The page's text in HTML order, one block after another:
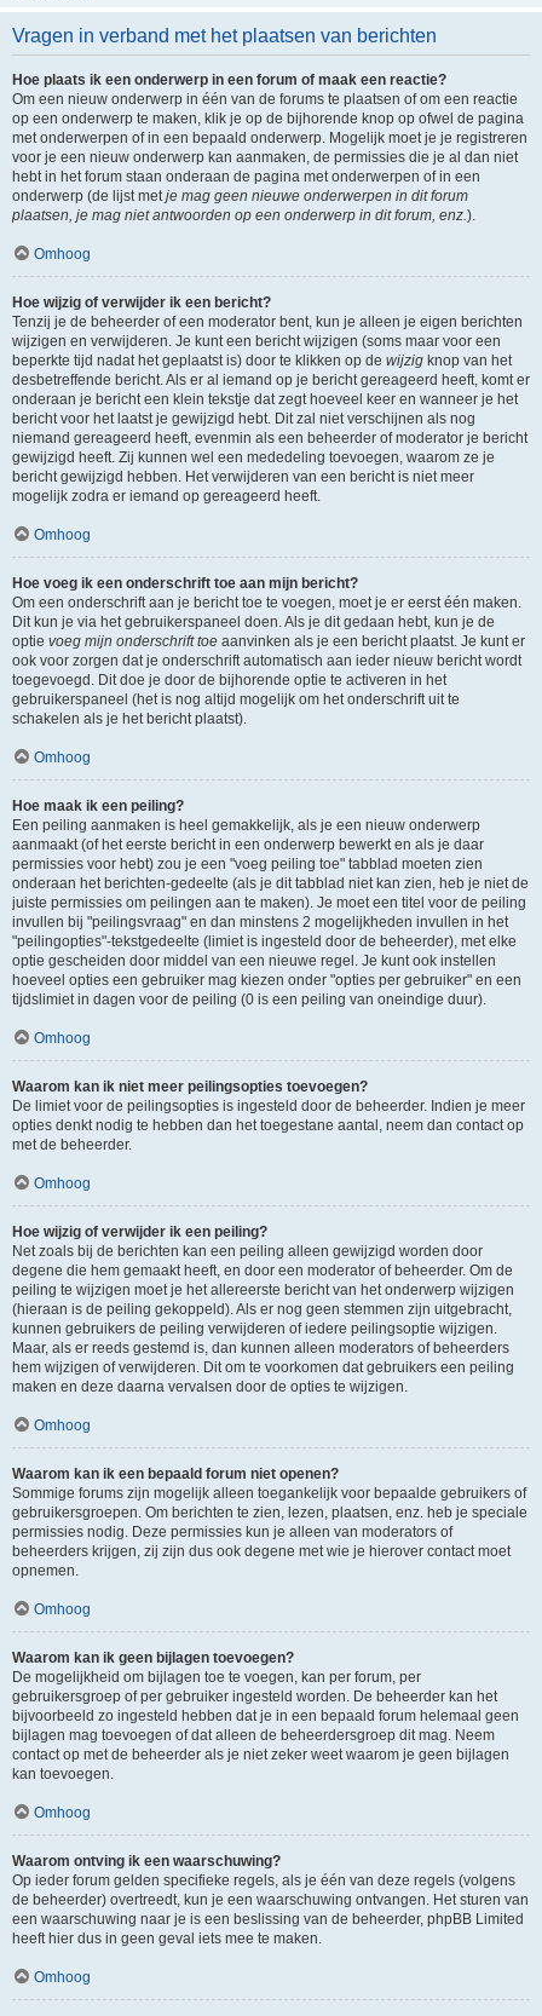
Vragen in verband met het plaatsen van berichten
Hoe plaats ik een onderwerp in een forum of maak een reactie?
Om een nieuw onderwerp in één van de forums te plaatsen of om een reactie
op een onderwerp te maken, klik je op de bijhorende knop op ofwel de pagina
met onderwerpen of in een bepaald onderwerp. Mogelijk moet je je registreren
voor je een nieuw onderwerp kan aanmaken, de permissies die je al dan niet
hebt in het forum staan onderaan de pagina met onderwerpen of in een
onderwerp (de lijst metje mag geen nieuwe onderwerpen in dit forum
plaatsen, je mag niet antwoorden op een onderwerp in dit forum, enz.).
Omhoog
Hoe wijzig of verwijder ik een bericht?
Tenzij je de beheerder of een moderator bent, kun je alleen je eigen berichten
wijzigen en verwijderen. Je kunt een bericht wijzigen (soms maar voor een
beperkte tijd nadat het geplaatst is) door te klikken op de wijzig knop van het
desbetreffende bericht. Als er al iemand op je bericht gereageerd heeft, komt er
onderaan je bericht een klein tekstje dat zegt hoeveel keer en wanneer je het
bericht voor het laatst je gewijzigd hebt. Dit zal niet verschijnen als nog
niemand gereageerd heeft, evenmin als een beheerder of moderator je bericht
gewijzigd heeft. Zij kunnen wel een mededeling toevoegen, waarom ze je
bericht gewijzigd hebben. Het verwijderen van een bericht is niet meer
mogelijk zodra er iemand op gereageerd heeft.
Omhoog
Hoe voeg ik een onderschrift toe aan mijn bericht?
Om een onderschrift aan je bericht toe te voegen, moet je er eerst één maken.
Dit kun je via het gebruikerspaneel doen. Als je dit gedaan hebt, kun je de
optie voeg mijn onderschrift toe aanvinken als je een bericht plaatst. Je kunt er
ook voor zorgen dat je onderschrift automatisch aan ieder nieuw bericht wordt
toegevoegd. Dit doe je door de bijhorende optie te activeren in het
gebruikerspaneel (het is nog altijd mogelijk om het onderschrift uit te
schakelen als je het bericht plaatst).
Omhoog
Hoe maak ik een peiling?
Een peiling aanmaken is heel gemakkelijk, als je een nieuw onderwerp
aanmaakt (of het eerste bericht in een onderwerp bewerkt en als je daar
permissies voor hebt) zou je een "voeg peiling toe" tabblad moeten zien
onderaan het berichten-gedeelte (als je dit tabblad niet kan zien, heb je niet de
juiste permissies om peilingen aan te maken). Je moet een titel voor de peiling
invullen bij "peilingsvraag" en dan minstens 2 mogelijkheden invullen in het
"peilingopties"-tekstgedeelte (limiet is ingesteld door de beheerder), met elke
optie gescheiden door middel van een nieuwe regel. Je kunt ook instellen
hoeveel opties een gebruiker mag kiezen onder "opties per gebruiker" en een
tijdslimiet in dagen voor de peiling (0 is een peiling van oneindige duur).
Omhoog
Waarom kan ik niet meer peilingsopties toevoegen?
De limiet voor de peilingsopties is ingesteld door de beheerder. Indien je meer
opties denkt nodig te hebben dan het toegestane aantal, neem dan contact op
met de beheerder.
Omhoog
Hoe wijzig of verwijder ik een peiling?
Net zoals bij de berichten kan een peiling alleen gewijzigd worden door
degene die hem gemaakt heeft, en door een moderator of beheerder. Om de
peiling te wijzigen moet je het allereerste bericht van het onderwerp wijzigen
(hieraan is de peiling gekoppeld). Als er nog geen stemmen zijn uitgebracht,
kunnen gebruikers de peiling verwijderen of iedere peilingsoptie wijzigen.
Maar, als er reeds gestemd is, dan kunnen alleen moderators of beheerders
hem wijzigen of verwijderen. Dit om te voorkomen dat gebruikers een peiling
maken en deze daarna vervalsen door de opties te wijzigen.
Omhoog
Waarom kan ik een bepaald forum niet openen?
Sommige forums zijn mogelijk alleen toegankelijk voor bepaalde gebruikers of
gebruikersgroepen. Om berichten te zien, lezen, plaatsen, enz. heb je speciale
permissies nodig. Deze permissies kun je alleen van moderators of
beheerders krijgen, zij zijn dus ook degene met wie je hierover contact moet
opnemen.
Omhoog
Waarom kan ik geen bijlagen toevoegen?
De mogelijkheid om bijlagen toe te voegen, kan per forum, per
gebruikersgroep of per gebruiker ingesteld worden. De beheerder kan het
bijvoorbeeld zo ingesteld hebben dat je in een bepaald forum helemaal geen
bijlagen mag toevoegen of dat alleen de beheerdersgroep dit mag. Neem
contact op met de beheerder als je niet zeker weet waarom je geen bijlagen
kan toevoegen.
Omhoog
Waarom ontving ik een waarschuwing?
Op ieder forum gelden specifieke regels, als je één van deze regels (volgens
de beheerder) overtreedt, kun je een waarschuwing ontvangen. Het sturen van
een waarschuwing naar je is een beslissing van de beheerder, phpBB Limited
heeft hier dus in geen geval iets mee te maken.
Omhoog